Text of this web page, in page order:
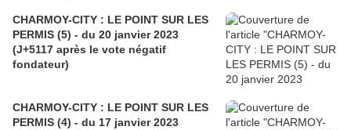
CHARMOY-CITY : LE POINT SUR LES
PERMIS (5) - du 20 janvier 2023
(J+5117 après le vote négatif
fondateur)
CHARMOY-CITY : LE POINT SUR LES
PERMIS (4) - du 17 janvier 2023